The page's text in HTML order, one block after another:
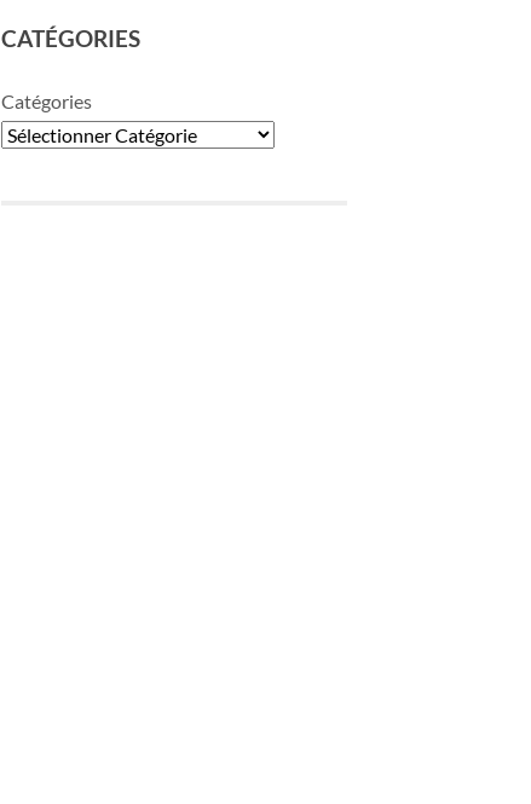
CATÉGORIES
Catégories